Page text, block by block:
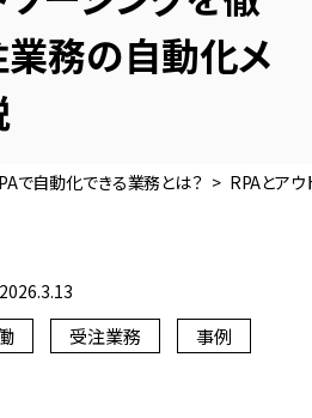
業務の自動化メ
で自動化できる業務とは？ RPAとア
受注業務 事例